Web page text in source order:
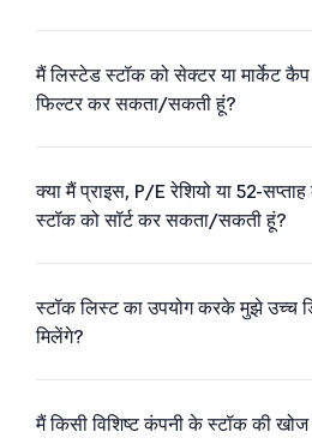
मैं लिस्टेड स्टॉक को सेक्टर या मार्केट
फिल्टर कर सकता/सकती हूं?
क्या मैं प्राइस, P/E रेशियो या 52-
स्टॉक को सॉर्ट कर सकता/सकती हूं?
स्टॉक लिस्ट का उपयोग करके मुझे उच्च
मिलेंगे?
मैं किसी विशिष्ट कंपनी के स्टॉक की